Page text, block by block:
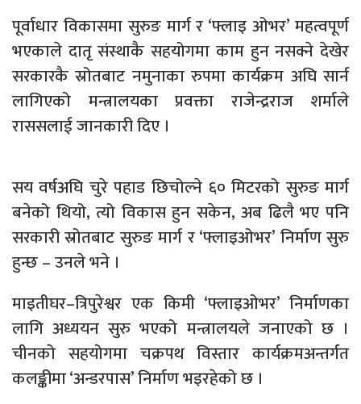
पूर्वाधार विकासमा सुरुङ मार्ग र ‘फ्लाइ ओभर’ महत्वपूर्ण
भएकाले दातृ संस्थाकै सहयोगमा काम हुन नसक्ने देखेर
सरकारकै स्रोतबाट नमुनाका रुपमा कार्यक्रम अघि सार्न
लागिएको मन्त्रालयका प्रवक्ता राजेन्द्रराज शर्माले
राससलाई जानकारी दिए ।
सय वर्षअघि चुरे पहाड छिचोल्ने ६० मिटरको सुरुङ मार्ग
बनेको थियो, त्यो विकास हुन सकेन, अब ढिलै भए पनि
सरकारी स्रोतबाट सुरुङ मार्ग र ‘फ्लाइओभर’ निर्माण सुरु
हुन्छ – उनले भने ।
माइतीघर–त्रिपुरेश्वर एक किमी ‘फ्लाइओभर’ निर्माणका
लागि अध्ययन सुरु भएको मन्त्रालयले जनाएको छ ।
चीनको सहयोगमा चक्रपथ विस्तार कार्यक्रमअन्तर्गत
कलङ्कीमा ‘अन्डरपास’ निर्माण भइरहेको छ ।